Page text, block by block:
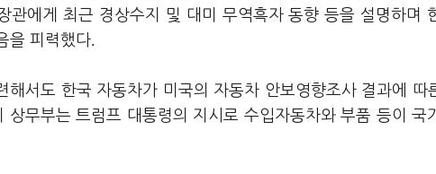
관에게 최근 경상수지 및 대미 무역흑자 동향 등을 설명하며
을 피력했다.
해서도 한국 자동차가 미국의 자동차 안보영향조사 결과에 따
상무부는 트럼프 대통령의 지시로 수입자동차와 부품 등이 국